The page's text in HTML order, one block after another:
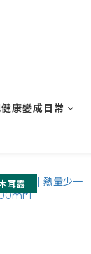
康變成日常
耳露